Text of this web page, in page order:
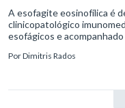
A esofagite eosinofílica é
clinicopatológico
esofágicos e
refluxo gastr
PorDimitris Rados